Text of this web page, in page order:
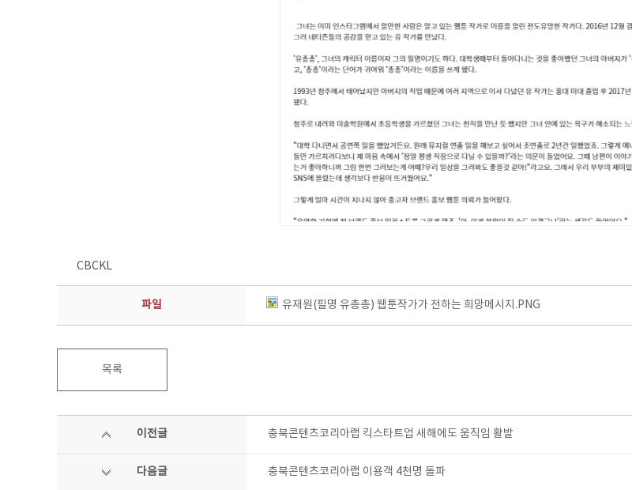
CBCKL
파일 유재원(필명 유총총) 웹툰작가가 전하는 희망메시지.PNG
목록
이전글 충북콘텐츠코리아랩 킥스타트업 새해에도 움직임 활발
다음글 충북콘텐츠코리아랩 이용객 4천명 돌파